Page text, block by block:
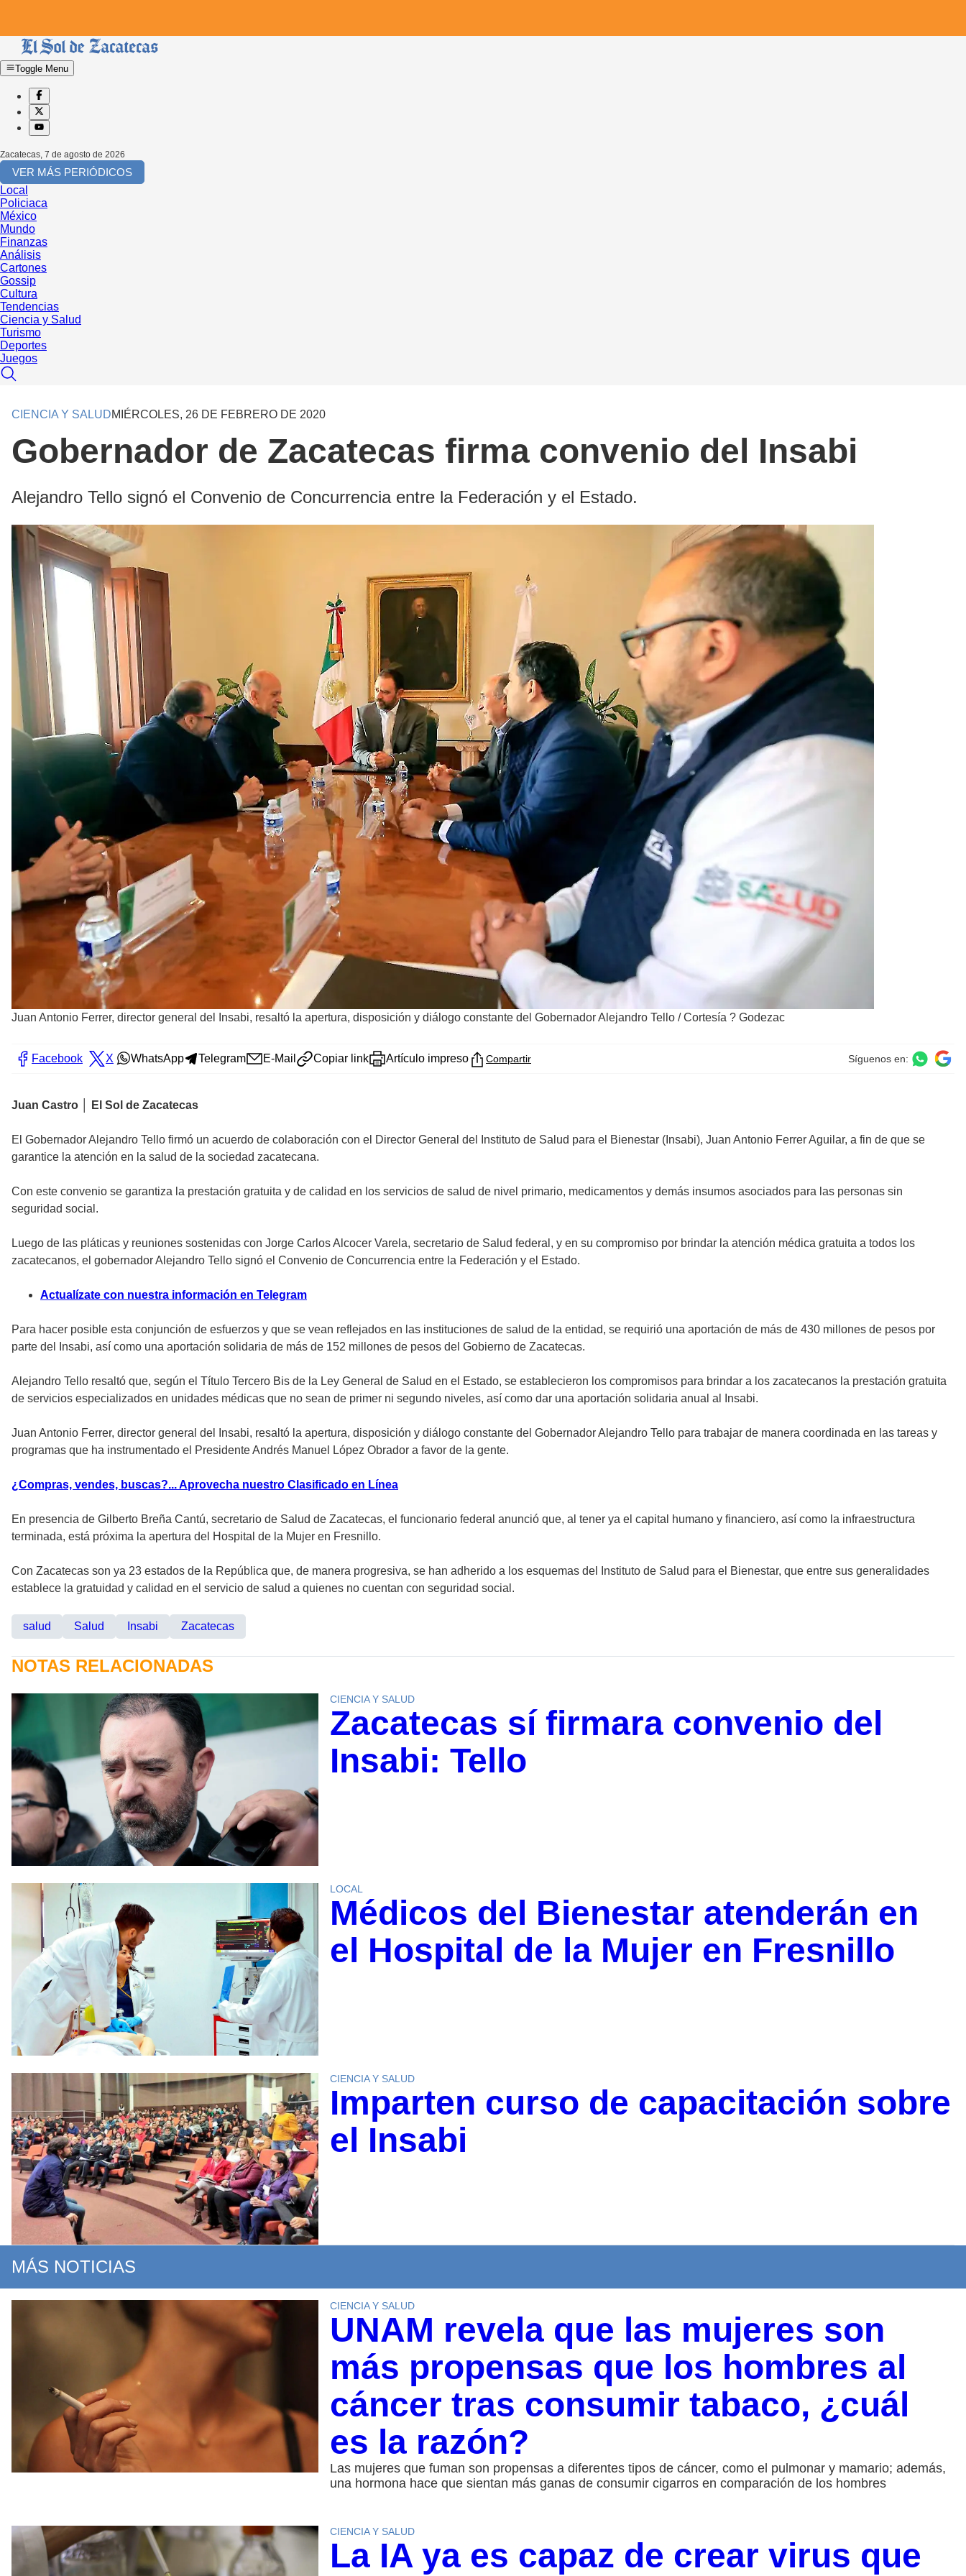
Toggle Menu
Zacatecas, 7 de agosto de 2026
VER MÁS PERIÓDICOS
Local
Policiaca
México
Mundo
Finanzas
Análisis
Cartones
Gossip
Cultura
Tendencias
Ciencia y Salud
Turismo
Deportes
Juegos
CIENCIA Y SALUDMIÉRCOLES, 26 DE FEBRERO DE 2020
Gobernador de Zacatecas firma convenio del Insabi
Alejandro Tello signó el Convenio de Concurrencia entre la Federación y el Estado.
Juan Antonio Ferrer, director general del Insabi, resaltó la apertura, disposición y diálogo constante del Gobernador Alejandro Tello /Cortesía ? Godezac
Facebook X WhatsApp Telegram E-Mail Copiar link Artículo impreso Compartir Síguenos en:
Juan Castro │ El Sol de Zacatecas
El Gobernador Alejandro Tello firmó un acuerdo de colaboración con el Director General del Instituto de Salud para el Bienestar (Insabi), Juan Antonio Ferrer Aguilar, a fin de que se
garantice la atención en la salud de la sociedad zacatecana.
Con este convenio se garantiza la prestación gratuita y de calidad en los servicios de salud de nivel primario, medicamentos y demás insumos asociados para las personas sin
seguridad social.
Luego de las pláticas y reuniones sostenidas con Jorge Carlos Alcocer Varela, secretario de Salud federal, y en su compromiso por brindar la atención médica gratuita a todos los
zacatecanos, el gobernador Alejandro Tello signó el Convenio de Concurrencia entre la Federación y el Estado.
Actualízate con nuestra información en Telegram
Para hacer posible esta conjunción de esfuerzos y que se vean reflejados en las instituciones de salud de la entidad, se requirió una aportación de más de 430 millones de pesos por
parte del Insabi, así como una aportación solidaria de más de 152 millones de pesos del Gobierno de Zacatecas.
Alejandro Tello resaltó que, según el Título Tercero Bis de la Ley General de Salud en el Estado, se establecieron los compromisos para brindar a los zacatecanos la prestación gratuita
de servicios especializados en unidades médicas que no sean de primer ni segundo niveles, así como dar una aportación solidaria anual al Insabi.
Juan Antonio Ferrer, director general del Insabi, resaltó la apertura, disposición y diálogo constante del Gobernador Alejandro Tello para trabajar de manera coordinada en las tareas y
programas que ha instrumentado el Presidente Andrés Manuel López Obrador a favor de la gente.
¿Compras, vendes, buscas?... Aprovecha nuestro Clasificado en Línea
En presencia de Gilberto Breña Cantú, secretario de Salud de Zacatecas, el funcionario federal anunció que, al tener ya el capital humano y financiero, así como la infraestructura
terminada, está próxima la apertura del Hospital de la Mujer en Fresnillo.
Con Zacatecas son ya 23 estados de la República que, de manera progresiva, se han adherido a los esquemas del Instituto de Salud para el Bienestar, que entre sus generalidades
establece la gratuidad y calidad en el servicio de salud a quienes no cuentan con seguridad social.
salud Salud Insabi Zacatecas
NOTAS RELACIONADAS
CIENCIA Y SALUD
Zacatecas sí firmara convenio del
Insabi: Tello
LOCAL
Médicos del Bienestar atenderán en
el Hospital de la Mujer en Fresnillo
CIENCIA Y SALUD
Imparten curso de capacitación sobre
el Insabi
MÁS NOTICIAS
CIENCIA Y SALUD
UNAM revela que las mujeres son
más propensas que los hombres al
cáncer tras consumir tabaco, ¿cuál
es la razón?
Las mujeres que fuman son propensas a diferentes tipos de cáncer, como el pulmonar y mamario; además,
una hormona hace que sientan más ganas de consumir cigarros en comparación de los hombres
CIENCIA Y SALUD
La IA ya es capaz de crear virus que